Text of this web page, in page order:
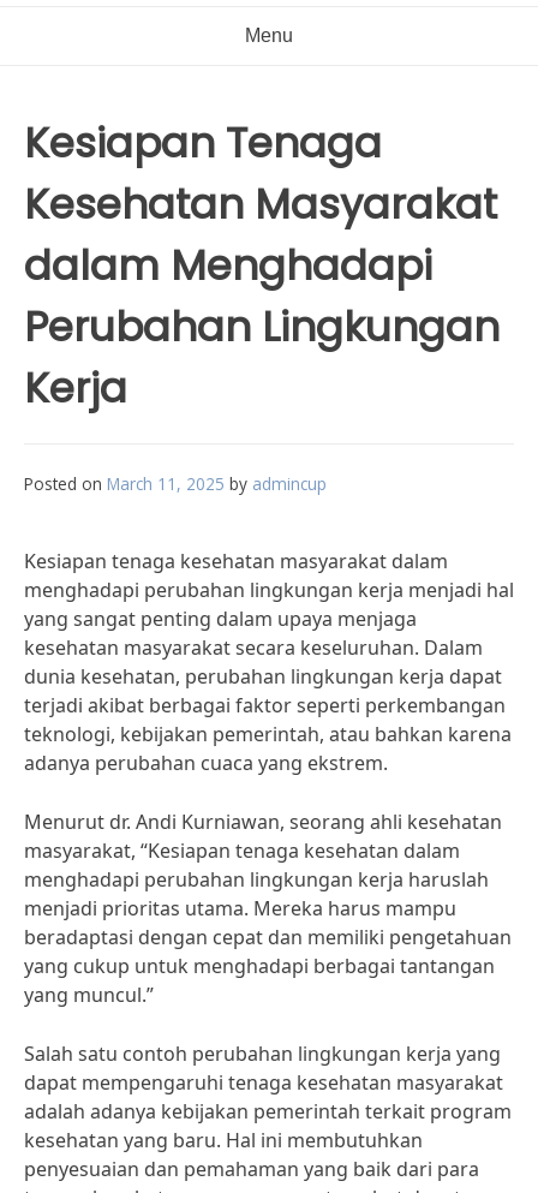
Menu
Kesiapan Tenaga
Kesehatan Masyarakat
dalam Menghadapi
Perubahan Lingkungan
Kerja
Posted on March 11, 2025 by admincup
Kesiapan tenaga kesehatan masyarakat dalam
menghadapi perubahan lingkungan kerja menjadi hal
yang sangat penting dalam upaya menjaga
kesehatan masyarakat secara keseluruhan. Dalam
dunia kesehatan, perubahan lingkungan kerja dapat
terjadi akibat berbagai faktor seperti perkembangan
teknologi, kebijakan pemerintah, atau bahkan karena
adanya perubahan cuaca yang ekstrem.
Menurut dr. Andi Kurniawan, seorang ahli kesehatan
masyarakat, “Kesiapan tenaga kesehatan dalam
menghadapi perubahan lingkungan kerja haruslah
menjadi prioritas utama. Mereka harus mampu
beradaptasi dengan cepat dan memiliki pengetahuan
yang cukup untuk menghadapi berbagai tantangan
yang muncul.”
Salah satu contoh perubahan lingkungan kerja yang
dapat mempengaruhi tenaga kesehatan masyarakat
adalah adanya kebijakan pemerintah terkait program
kesehatan yang baru. Hal ini membutuhkan
penyesuaian dan pemahaman yang baik dari para